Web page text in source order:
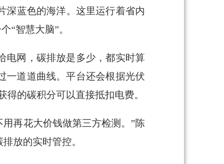
深蓝色的海洋。这里运行着省内
“智慧大脑”。
电网，碳排放是多少，都实时算
一道道曲线。平台还会根据光伏
的碳积分可以直接抵扣电费。
再花大价钱做第三方检测。”陈
放的实时管控。